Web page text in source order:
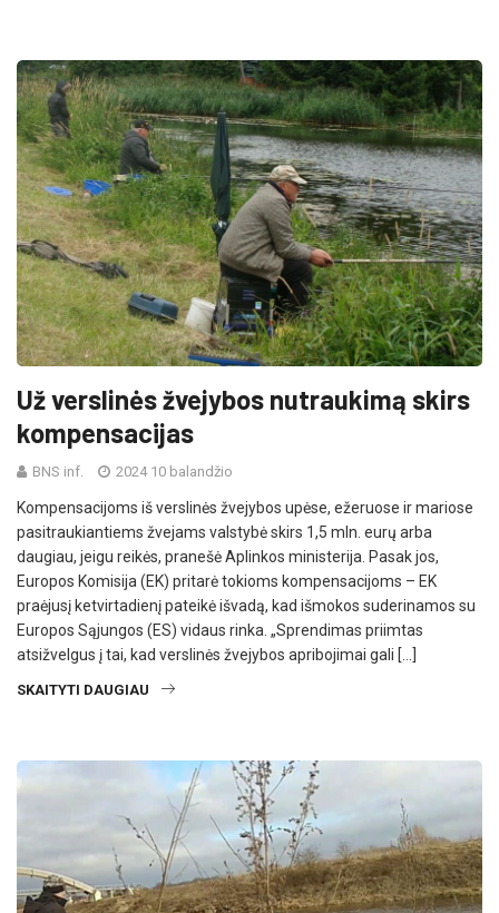
Už verslinės žvejybos nutraukimą skirs
kompensacijas
BNS inf. 2024 10 balandžio
Kompensacijoms iš verslinės žvejybos upėse, ežeruose ir mariose
pasitraukiantiems žvejams valstybė skirs 1,5 mln. eurų arba
daugiau, jeigu reikės, pranešė Aplinkos ministerija. Pasak jos,
Europos Komisija (EK) pritarė tokioms kompensacijoms – EK
praėjusį ketvirtadienį pateikė išvadą, kad išmokos suderinamos su
Europos Sąjungos (ES) vidaus rinka. „Sprendimas priimtas
atsižvelgus į tai, kad verslinės žvejybos apribojimai gali […]
SKAITYTI DAUGIAU